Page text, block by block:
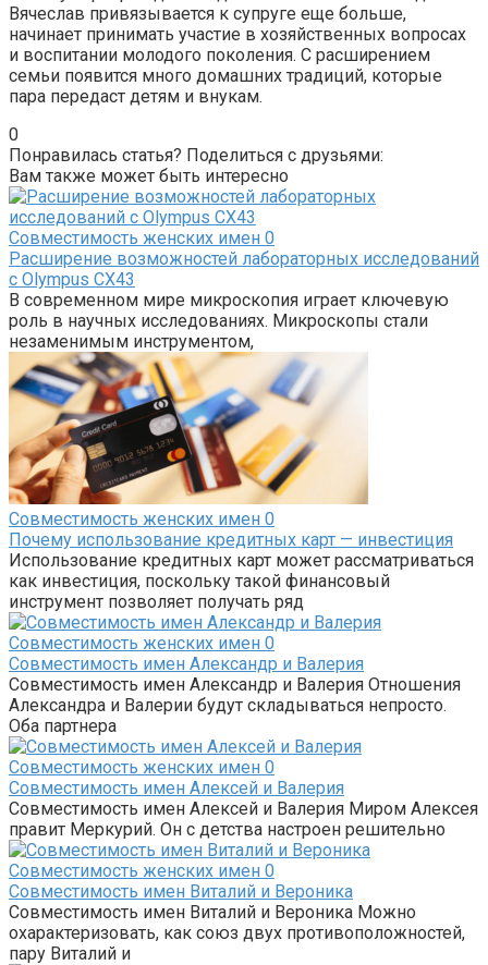
Вячеслав привязывается к супруге еще больше,
начинает принимать участие в хозяйственных вопросах
и воспитании молодого поколения. С расширением
семьи появится много домашних традиций, которые
пара передаст детям и внукам.
0
Понравилась статья? Поделиться с друзьями:
Вам также может быть интересно
Совместимость женских имен 0
Расширение возможностей лабораторных исследований
с Olympus CX43
В современном мире микроскопия играет ключевую
роль в научных исследованиях. Микроскопы стали
незаменимым инструментом,
Совместимость женских имен 0
Почему использование кредитных карт — инвестиция
Использование кредитных карт может рассматриваться
как инвестиция, поскольку такой финансовый
инструмент позволяет получать ряд
Совместимость женских имен 0
Совместимость имен Александр и Валерия
Совместимость имен Александр и Валерия Отношения
Александра и Валерии будут складываться непросто.
Оба партнера
Совместимость женских имен 0
Совместимость имен Алексей и Валерия
Совместимость имен Алексей и Валерия Миром Алексея
правит Меркурий. Он с детства настроен решительно
Совместимость женских имен 0
Совместимость имен Виталий и Вероника
Совместимость имен Виталий и Вероника Можно
охарактеризовать, как союз двух противоположностей,
пару Виталий и